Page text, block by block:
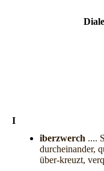
I
iberzwerch ....
durcheinander,
über-kreuzt,